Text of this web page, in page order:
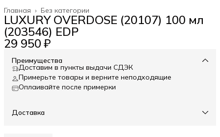
Без категории
Главная ›
LUXURY OVERDOSE (20107) 100 мл
(203546) EDP
29 950 ₽
Преимущества
Доставим в пункты выдачи СДЭК
Примерьте товары и верните неподходящие
Оплаивайте после примерки
Доставка